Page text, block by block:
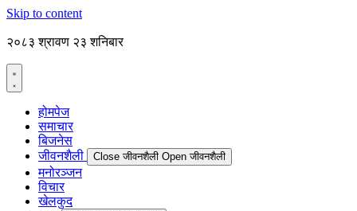
Skip to content
२०८३ श्रावण २३ शनिबार
होमपेज
समाचार
बिजनेस
जीवनशैली
Close जीवनशैली Open जीवनशैली
मनोरञ्जन
विचार
खेलकुद